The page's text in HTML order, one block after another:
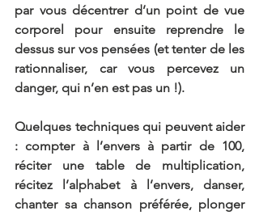
par vous décentrer d’un point de vue
corporel pour ensuite reprendre le
dessus sur vos pensées (et tenter de les
rationnaliser, car vous percevez un
danger, qui n’en est pas un !).
Quelques techniques qui peuvent aider
: compter à l’envers à partir de 100,
réciter une table de multiplication,
récitez l’alphabet à l’envers, danser,
chanter sa chanson préférée, plonger